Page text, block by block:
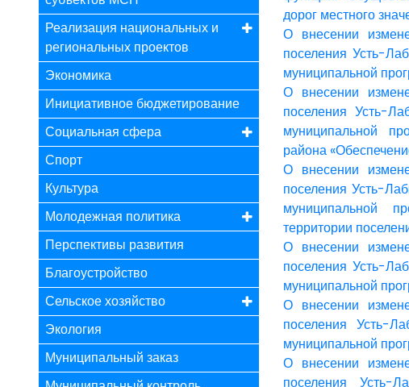
Реализация национальных и
региональных проектов
Экономика
Инициативное бюджетирование
Социальная сфера
Спорт
Культура
Молодежная политика
Перспективы развития
Благоустройство
Сельское хозяйство
Экология
Муниципальный заказ
дорог местного
О внесении
поселения Усть-
муниципальной
О внесении
поселения Усть-
муниципальной
района
О внесении
поселения Усть-
муниципальной
территории
О внесении
поселения Усть-
муниципальной
О внесении
поселения Усть-
муниципальной
О внесении
поселения Усть-